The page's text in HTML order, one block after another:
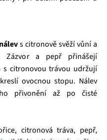
s citronově svěží vůní a
Zázvor a pepř přinášejí
s citronovou trávou udržují
ovocnou stopu. Nálev
přivonění až po čisté
citronová tráva, pepř,